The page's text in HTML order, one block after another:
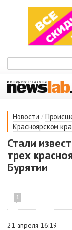
Новости /
Красноярском
Стали
трех
Бурятии
1
21 апреля 16:19